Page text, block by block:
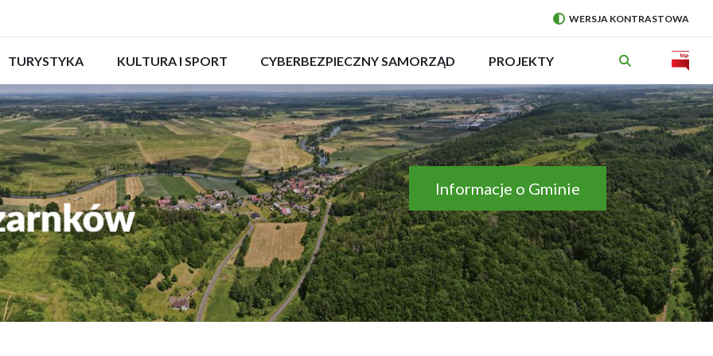
PRZEŁĄCZ
NA:
WERSJA KONTRASTOWA
ROZWIŃ
TURYSTYKA
ROZWIŃ
KULTURA I SPORT
ROZWIŃ
CYBERBEZPIECZNY SAMORZĄD
ROZWIŃ
PROJEKTY
Will
open
in
new
Informacje o Gminie